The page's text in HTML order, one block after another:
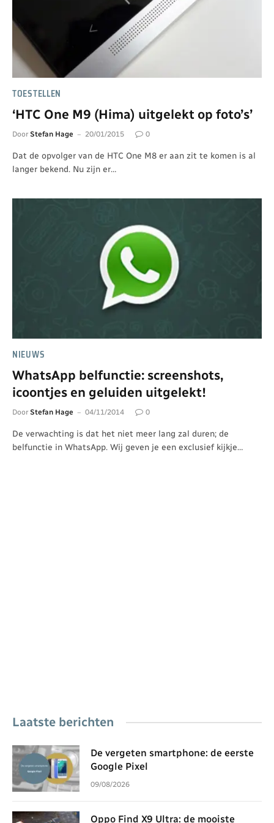
TOESTELLEN
‘HTC One M9 (Hima) uitgelekt op foto’s’
Door Stefan Hage 20/01/2015 0
Dat de opvolger van de HTC One M8 er aan zit te komen is al
langer bekend. Nu zijn er…
NIEUWS
WhatsApp belfunctie: screenshots,
icoontjes en geluiden uitgelekt!
Door Stefan Hage 04/11/2014 0
De verwachting is dat het niet meer lang zal duren; de
belfunctie in WhatsApp. Wij geven je een exclusief kijkje…
Laatste berichten
De vergeten smartphone: de eerste
Google Pixel
09/08/2026
Oppo Find X9 Ultra: de mooiste